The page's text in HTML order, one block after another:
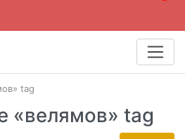
tag
«велямов» tag